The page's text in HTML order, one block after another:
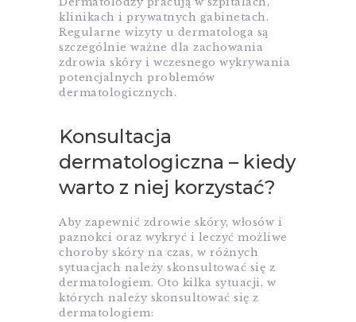
klinikach i prywatnych gabinetach.
Regularne wizyty u dermatologa są
szczególnie ważne dla zachowania
zdrowia skóry i wczesnego wykrywania
potencjalnych problemów
dermatologicznych.
Konsultacja
dermatologiczna – kiedy
warto z niej korzystać?
Aby zapewnić zdrowie skóry, włosów i
paznokci oraz wykryć i leczyć możliwe
choroby skóry na czas, w różnych
sytuacjach należy skonsultować się z
dermatologiem. Oto kilka sytuacji, w
których należy skonsultować się z
dermatologiem: